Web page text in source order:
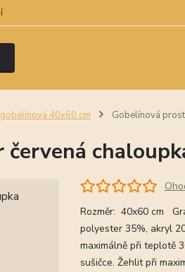
40x60 cm Gobelínová
Rozměr: 40x60 cm
polyester 35%, akryl
maximálně při teplotě
sušičce. Žehlit při